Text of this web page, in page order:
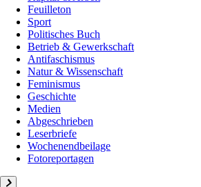
Feuilleton
Sport
Politisches Buch
Betrieb & Gewerkschaft
Antifaschismus
Natur & Wissenschaft
Feminismus
Geschichte
Medien
Abgeschrieben
Leserbriefe
Wochenendbeilage
Fotoreportagen